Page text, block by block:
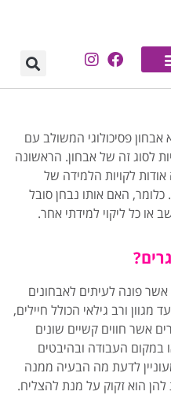
אבחון פסיכולוגי המשולב עם
לסוג זה של אבחון. הראשונה
לקויות הלמידה של
האם אותו נבחן סובל
או כל ליקוי למידתי אחר.
פונה לעיתים לאבחונים
מגוון ורב גילאי הכולל חיילים,
אשר חווים קשיים שונים
במקום העבודה ובהיבטים
לדעת מה הבעיה ממנה
להן הוא זקוק על מנת להצליח.